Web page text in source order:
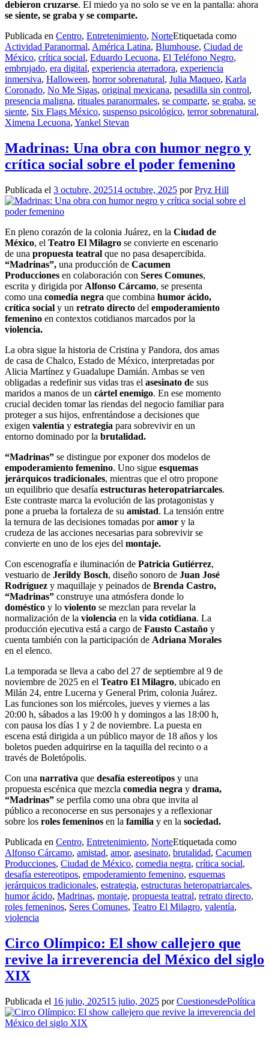
debieron cruzarse. El miedo ya no solo se ve en la pantalla: ahora
se siente, se graba y se comparte.
Publicada en Centro, Entretenimiento, NorteEtiquetada como
Actividad Paranormal, América Latina, Blumhouse, Ciudad de
México, crítica social, Eduardo Lecuona, El Teléfono Negro,
embrujado, era digital, experiencia aterradora, experiencia
inmersiva, Halloween, horror sobrenatural, Julia Maqueo, Karla
Coronado, No Me Sigas, original mexicana, pesadilla sin control,
presencia maligna, rituales paranormales, se comparte, se graba, se
siente, Six Flags México, suspenso psicológico, terror sobrenatural,
Ximena Lecuona, Yankel Stevan
Madrinas: Una obra con humor negro y
crítica social sobre el poder femenino
Publicada el 3 octubre, 202514 octubre, 2025 porPryz Hill
En pleno corazón de la colonia Juárez, en la Ciudad de
México, el Teatro El Milagro se convierte en escenario
de una propuesta teatral que no pasa desapercibida.
“Madrinas”, una producción de Cacumen
Producciones en colaboración con Seres Comunes,
escrita y dirigida por Alfonso Cárcamo, se presenta
como una comedia negra que combina humor ácido,
crítica social y un retrato directo del empoderamiento
femenino en contextos cotidianos marcados por la
violencia.
La obra sigue la historia de Cristina y Pandora, dos amas
de casa de Chalco, Estado de México, interpretadas por
Alicia Martínez y Guadalupe Damián. Ambas se ven
obligadas a redefinir sus vidas tras el asesinato de sus
maridos a manos de un cártel enemigo. En ese momento
crucial deciden tomar las riendas del negocio familiar para
proteger a sus hijos, enfrentándose a decisiones que
exigen valentía y estrategia para sobrevivir en un
entorno dominado por la brutalidad.
“Madrinas” se distingue por exponer dos modelos de
empoderamiento femenino. Uno sigue esquemas
jerárquicos tradicionales, mientras que el otro propone
un equilibrio que desafía estructuras heteropatriarcales.
Este contraste marca la evolución de las protagonistas y
pone a prueba la fortaleza de su amistad. La tensión entre
la ternura de las decisiones tomadas poramor y la
crudeza de las acciones necesarias para sobrevivir se
convierte en uno de los ejes del montaje.
Con escenografía e iluminación de Patricia Gutiérrez,
vestuario de Jerildy Bosch, diseño sonoro de Juan José
Rodríguez y maquillaje y peinados de Brenda Castro,
“Madrinas” construye una atmósfera donde lo
doméstico y lo violento se mezclan para revelar la
normalización de la violencia en la vida cotidiana. La
producción ejecutiva está a cargo de Fausto Castaño y
cuenta también con la participación de Adriana Morales
en el elenco.
La temporada se lleva a cabo del 27 de septiembre al 9 de
noviembre de 2025 en el Teatro El Milagro, ubicado en
Milán 24, entre Lucerna y General Prim, colonia Juárez.
Las funciones son los miércoles, jueves y viernes a las
20:00 h, sábados a las 19:00 h y domingos a las 18:00 h,
con pausa los días 1 y 2 de noviembre. La puesta en
escena está dirigida a un público mayor de 18 años y los
boletos pueden adquirirse en la taquilla del recinto o a
través de Boletópolis.
Con una narrativa que desafía estereotipos y una
propuesta escénica que mezcla comedia negra y drama,
“Madrinas” se perfila como una obra que invita al
público a reconocerse en sus personajes y a reflexionar
sobre los roles femeninos en la familia y en la sociedad.
Publicada en Centro, Entretenimiento, NorteEtiquetada como
Alfonso Cárcamo, amistad, amor, asesinato, brutalidad, Cacumen
Producciones, Ciudad de México, comedia negra, crítica social,
desafía estereotipos, empoderamiento femenino, esquemas
jerárquicos tradicionales, estrategia, estructuras heteropatriarcales,
humor ácido, Madrinas, montaje, propuesta teatral, retrato directo,
roles femeninos, Seres Comunes, Teatro El Milagro, valentía,
violencia
Circo Olímpico: El show callejero que
revive la irreverencia del México del siglo
XIX
Publicada el 16 julio, 202515 julio, 2025 porCuestionesdePolítica